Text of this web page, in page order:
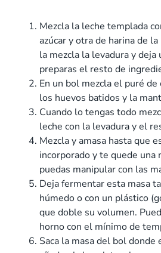
Mezcla la leche templada
azúcar y otra de harina de
la mezcla la levadura y
preparas el resto de
En un bol mezcla el puré de
los huevos batidos y la
Cuando lo tengas todo
leche con la levadura y el
Mezcla y amasa hasta que
incorporado y te quede una
puedas manipular con las
Deja fermentar esta masa
húmedo o con un plástico
que doble su volumen.
horno con el mínimo de
Saca la masa del bol donde